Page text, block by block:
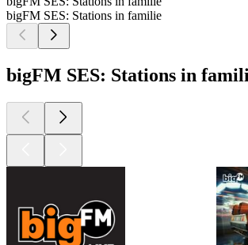
bigFM SES: Stations in familie
bigFM SES: Stations in